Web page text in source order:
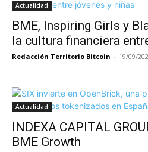
Actualidad
BME, Inspiring Girls y
la cultura financiera
Redacción Territorio Bitcoin - 19/09/
Actualidad
INDEXA CAPITAL
BME Growth